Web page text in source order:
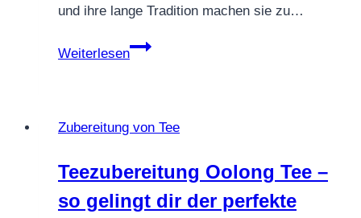
und ihre lange Tradition machen sie zu…
Weiterlesen
Kamille
Geschichte
Zubereitung von Tee
Teezubereitung Oolong Tee –
so gelingt dir der perfekte